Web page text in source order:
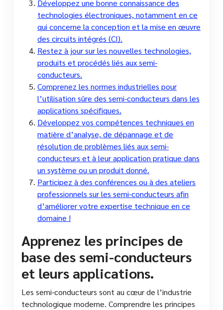
Développez une bonne connaissance des
technologies électroniques, notamment en ce
qui concerne la conception et la mise en œuvre
des circuits intégrés (CI).
Restez à jour sur les nouvelles technologies,
produits et procédés liés aux semi-
conducteurs.
Comprenez les normes industrielles pour
l’utilisation sûre des semi-conducteurs dans les
applications spécifiques.
Développez vos compétences techniques en
matière d’analyse, de dépannage et de
résolution de problèmes liés aux semi-
conducteurs et à leur application pratique dans
un système ou un produit donné.
Participez à des conférences ou à des ateliers
professionnels sur les semi-conducteurs afin
d’améliorer votre expertise technique en ce
domaine !
Apprenez les principes de
base des semi-conducteurs
et leurs applications.
Les semi-conducteurs sont au cœur de l’industrie
technologique moderne. Comprendre les principes